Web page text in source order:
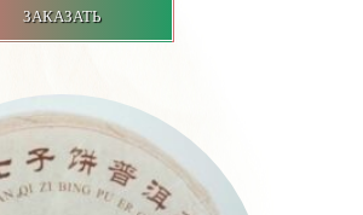
ЗАКАЗАТЬ